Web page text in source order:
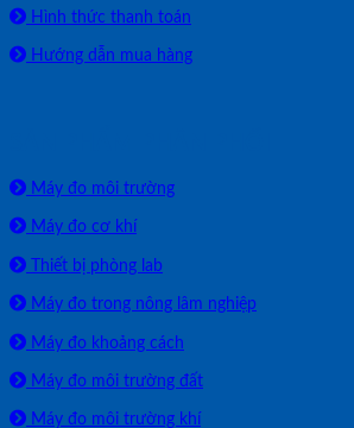
Hình thức thanh toán
Hướng dẫn mua hàng
Máy đo môi trường
Máy đo cơ khí
Thiết bị phòng lab
Máy đo trong nông lâm nghiệp
Máy đo khoảng cách
Máy đo môi trường đất
Máy đo môi trường khí